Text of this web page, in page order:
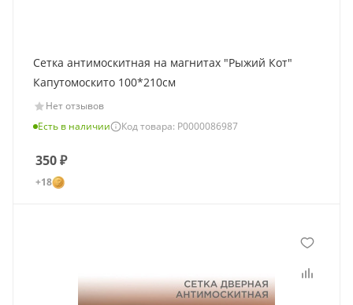
Сетка антимоскитная на магнитах "Рыжий Кот"
Капутомоскито 100*210см
Нет отзывов
Есть в наличии
Код товара: Р0000086987
350₽
+18